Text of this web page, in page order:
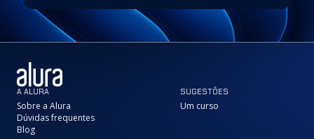
A ALURA
Sobre a Alura
Dúvidas frequentes
Blog
SUGESTÕES
Um curso